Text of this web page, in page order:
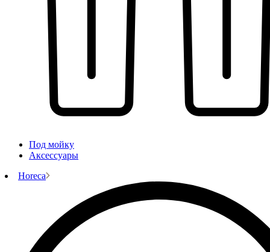
Под мойку
Аксессуары
Horeca